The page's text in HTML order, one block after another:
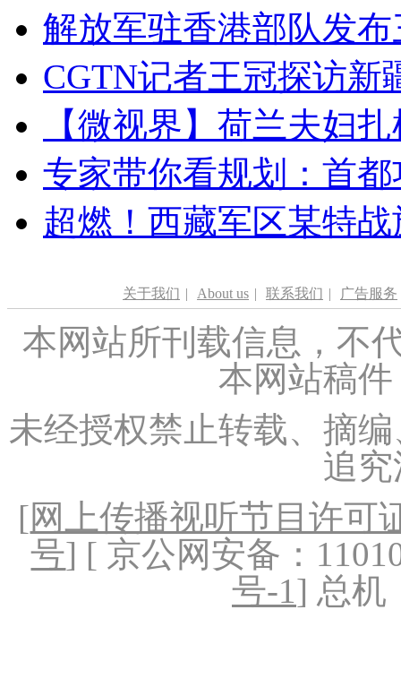
解放军驻香港部队发
CGTN记者王冠探访新
【微视界】荷兰夫妇
专家带你看规划：首
超燃！西藏军区某特
关于我们 | About us | 联系我们 | 广告服务
本网站所刊载信息，不
本网站稿
未经授权禁止转载、摘
追
[网上传播视听节目许可
号] [ 京公网安备：
号-1] 总机